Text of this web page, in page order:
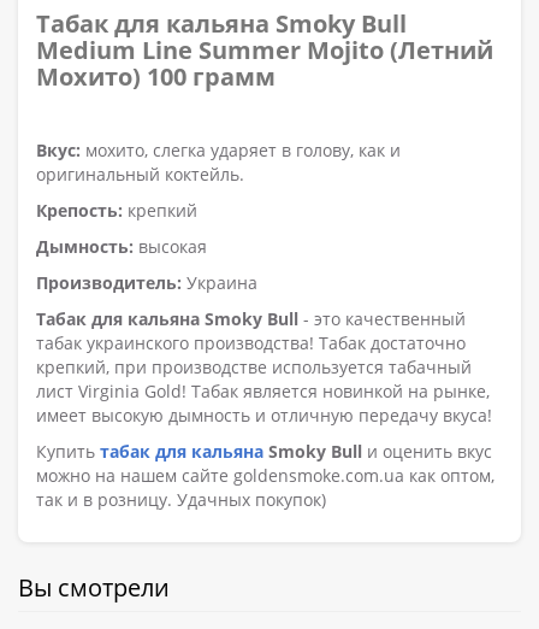
Табак для кальяна Smoky Bull
Medium Line Summer Mojito (Летний
Мохито) 100 грамм
Вкус: мохито, слегка ударяет в голову, как и
оригинальный коктейль.
Крепость: крепкий
Дымность: высокая
Производитель: Украина
Табак для кальяна Smoky Bull - это качественный
табак украинского производства! Табак достаточно
крепкий, при производстве используется табачный
лист Virginia Gold! Табак является новинкой на рынке,
имеет высокую дымность и отличную передачу вкуса!
Купить табак для кальяна Smoky Bull и оценить вкус
можно на нашем сайте goldensmoke.com.ua как оптом,
так и в розницу. Удачных покупок)
Вы смотрели